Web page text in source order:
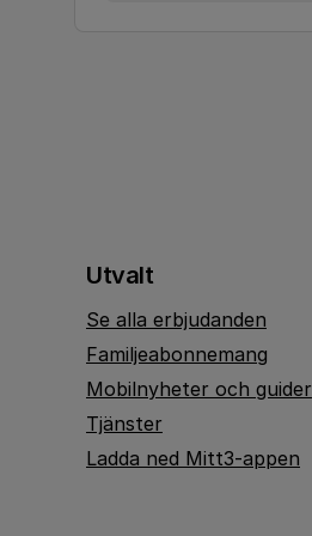
Utvalt
Se alla erbjudanden
Familjeabonnemang
Mobilnyheter och guider
Tjänster
Ladda ned Mitt3-appen